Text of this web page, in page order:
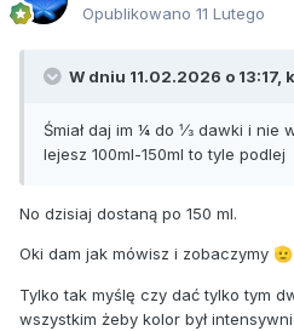
Opublikowano 11 Lutego
W dniu 11.02.2026 o 13:17,
Śmiał daj im ¼ do ⅓ dawki i nie
lejesz 100ml-150ml to tyle podlej
No dzisiaj dostaną po 150 ml.
Oki dam jak mówisz i zobaczymy 🫡
Tylko tak myślę czy dać tylko tym
wszystkim żeby kolor był